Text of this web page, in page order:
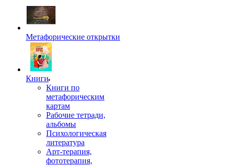
Метафорические открытки
Книги
Книги по
метафорическим
картам
Рабочие тетради,
альбомы
Психологическая
литература
Арт-терапия,
фототерапия,